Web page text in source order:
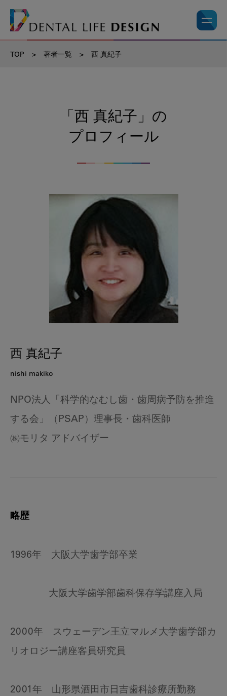
TOP > 著者一覧 > 西 真紀子
「西 真紀子」の
プロフィール
西 真紀子
nishi makiko
NPO法人「科学的なむし歯・歯周病予防を推進
する会」（PSAP）理事長・歯科医師
㈱モリタ アドバイザー
略歴
1996年 大阪大学歯学部卒業
大阪大学歯学部歯科保存学講座入局
2000年 スウェーデン王立マルメ大学歯学部カ
リオロジー講座客員研究員
2001年 山形県酒田市日吉歯科診療所勤務